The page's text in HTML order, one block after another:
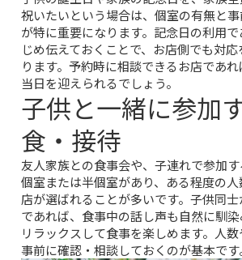
祝いたいという場合は、個室の有無と
が特に重要になります。記念日の利用
じめ伝えておくことで、お店側でも対
ります。予約時に相談できるお店であ
当日を迎えられるでしょう。
子供と一緒に参加
食・接待
友人家族との食事会や、子連れで参加す
個室または半個室があり、ある程度の
店が選ばれることが多いです。子供同
であれば、食事中の話し声も自然に馴
リラックスして食事を楽しめます。人
事前に確認・相談しておくのが基本です